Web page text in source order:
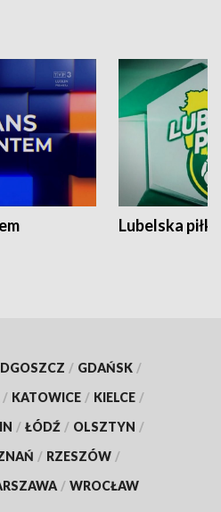
Lubelska piłka
/ GDAŃSK /
/ KATOWICE / KIELCE /
/ ŁÓDŹ / OLSZTYN /
/ RZESZÓW /
/ WROCŁAW